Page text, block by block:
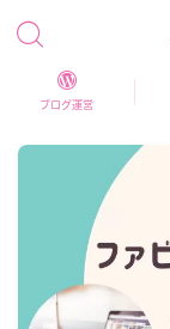
ブログ運営